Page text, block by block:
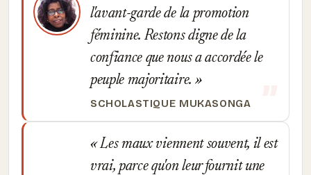
l'avant-garde de la promotion
féminine. Restons digne de la
confiance que nous a accordée le
peuple majoritaire.
SCHOLASTIQUE MUKASONGA
Les maux viennent souvent, il est
vrai, parce qu'on leur fournit une